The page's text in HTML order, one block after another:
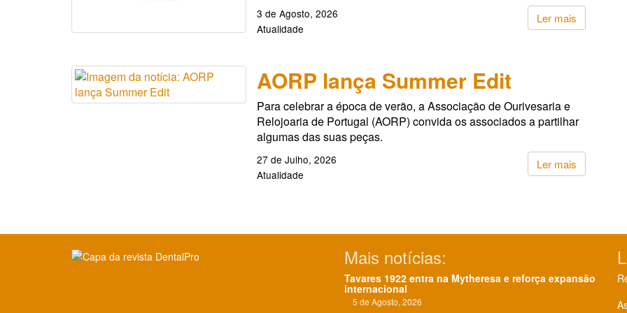
Ler mais
3 de Agosto, 2026
Atualidade
AORP lança Summer Edit
Para celebrar a época de verão, a Associação de Ourivesaria e
Relojoaria de Portugal (AORP) convida os associados a partilhar
algumas das suas peças.
Ler mais
27 de Julho, 2026
Atualidade
Mais notícias:
Tavares 1922 entra na Mytheresa e reforça expansão
internacional
5 de Agosto, 2026